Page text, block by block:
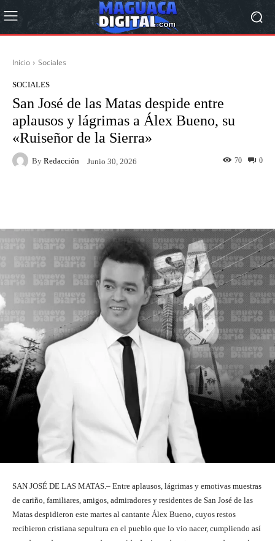
Inicio Sociales
SOCIALES
San José de las Matas despide entre
aplausos y lágrimas a Álex Bueno, su
«Ruiseñor de la Sierra»
By Redacción Junio 30, 2026 0
70
SAN JOSÉ DE LAS MATAS.– Entre aplausos, lágrimas y emotivas muestras
de cariño, familiares, amigos, admiradores y residentes de San José de las
Matas despidieron este martes al cantante Álex Bueno, cuyos restos
recibieron cristiana sepultura en el pueblo que lo vio nacer, cumpliendo así